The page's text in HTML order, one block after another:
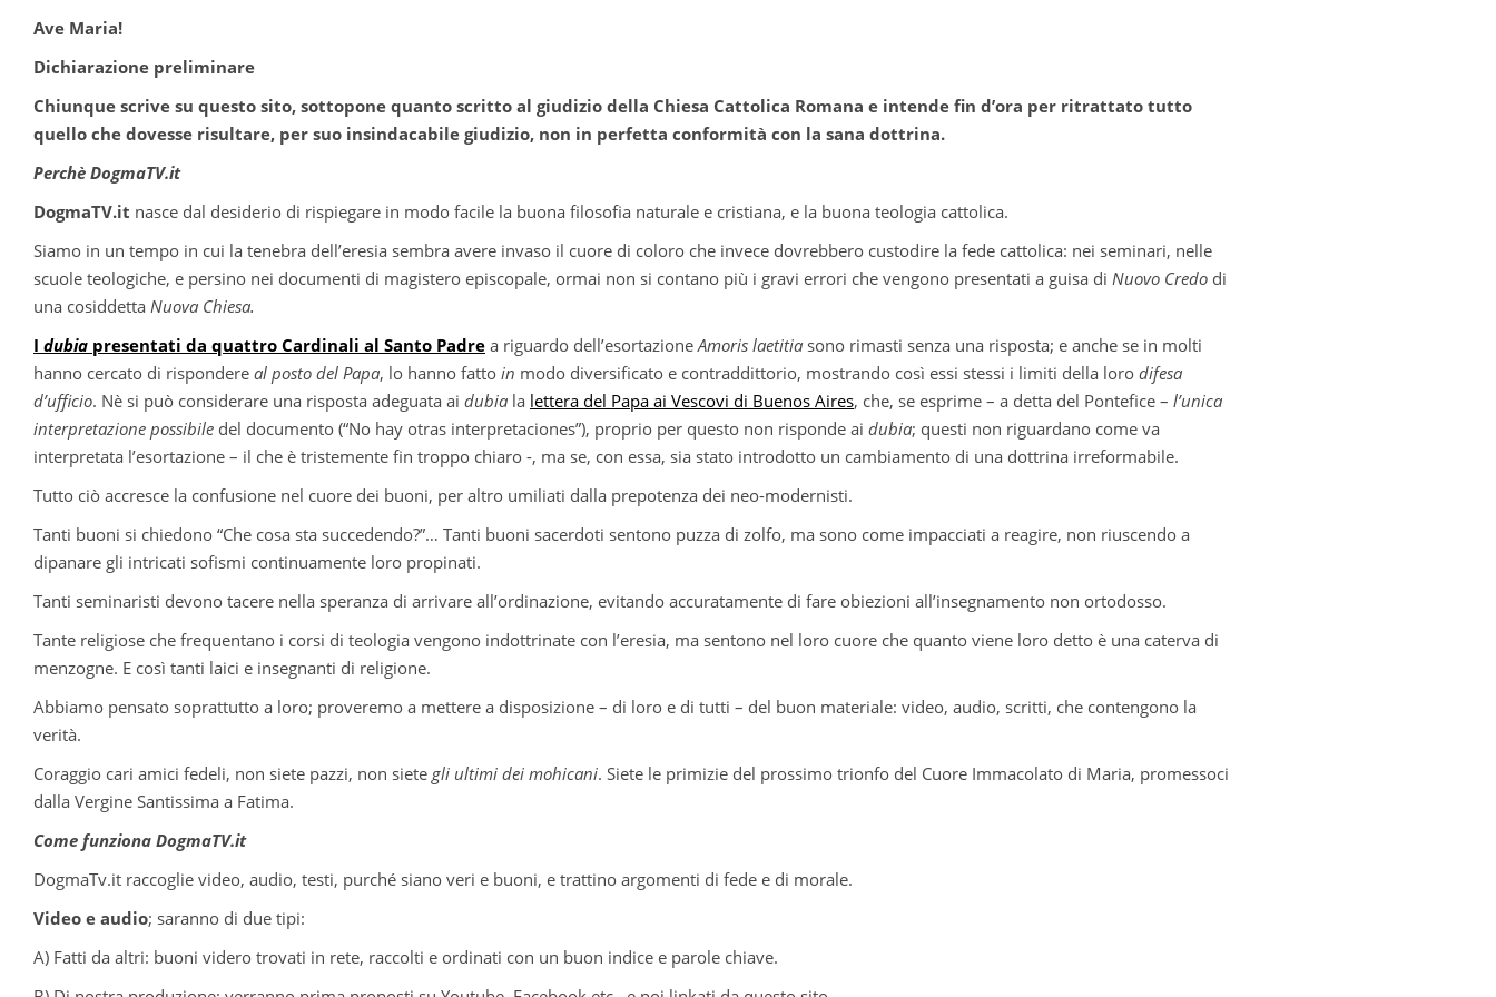
Ave Maria!
Dichiarazione preliminare
Chiunque scrive su questo sito, sottopone quanto scritto al giudizio della Chiesa Cattolica Romana e intende fin d’ora per ritrattato tutto
quello che dovesse risultare, per suo insindacabile giudizio, non in perfetta conformità con la sana dottrina.
Perchè DogmaTV.it
DogmaTV.it nasce dal desiderio di rispiegare in modo facile la buona filosofia naturale e cristiana, e la buona teologia cattolica.
Siamo in un tempo in cui la tenebra dell’eresia sembra avere invaso il cuore di coloro che invece dovrebbero custodire la fede cattolica: nei seminari, nelle
scuole teologiche, e persino nei documenti di magistero episcopale, ormai non si contano più i gravi errori che vengono presentati a guisa di Nuovo Credo di
una cosiddetta Nuova Chiesa.
I dubia presentati da quattro Cardinali al Santo Padre a riguardo dell’esortazioneAmoris laetitia sono rimasti senza una risposta; e anche se in molti
hanno cercato di rispondere al posto del Papa, lo hanno fatto in modo diversificato e contraddittorio, mostrando così essi stessi i limiti della loro difesa
d’ufficio. Nè si può considerare una risposta adeguata ai dubia la lettera del Papa ai Vescovi di Buenos Aires, che, se esprime – a detta del Pontefice – l’unica
interpretazione possibile del documento (“No hay otras interpretaciones”), proprio per questo non risponde ai dubia; questi non riguardano come va
interpretata l’esortazione – il che è tristemente fin troppo chiaro -, ma se, con essa, sia stato introdotto un cambiamento di una dottrina irreformabile.
Tutto ciò accresce la confusione nel cuore dei buoni, per altro umiliati dalla prepotenza dei neo-modernisti.
Tanti buoni si chiedono “Che cosa sta succedendo?”… Tanti buoni sacerdoti sentono puzza di zolfo, ma sono come impacciati a reagire, non riuscendo a
dipanare gli intricati sofismi continuamente loro propinati.
Tanti seminaristi devono tacere nella speranza di arrivare all’ordinazione, evitando accuratamente di fare obiezioni all’insegnamento non ortodosso.
Tante religiose che frequentano i corsi di teologia vengono indottrinate con l’eresia, ma sentono nel loro cuore che quanto viene loro detto è una caterva di
menzogne. E così tanti laici e insegnanti di religione.
Abbiamo pensato soprattutto a loro; proveremo a mettere a disposizione – di loro e di tutti – del buon materiale: video, audio, scritti, che contengono la
verità.
Coraggio cari amici fedeli, non siete pazzi, non siete gli ultimi dei mohicani. Siete le primizie del prossimo trionfo del Cuore Immacolato di Maria, promessoci
dalla Vergine Santissima a Fatima.
Come funziona DogmaTV.it
DogmaTv.it raccoglie video, audio, testi, purché siano veri e buoni, e trattino argomenti di fede e di morale.
Video e audio; saranno di due tipi:
A) Fatti da altri: buoni videro trovati in rete, raccolti e ordinati con un buon indice e parole chiave.